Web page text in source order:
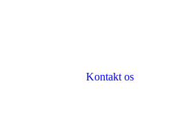
Kontakt os